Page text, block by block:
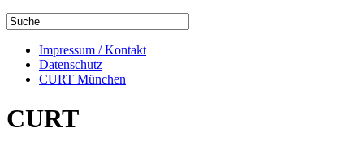
Impressum / Kontakt
Datenschutz
CURT München
CURT